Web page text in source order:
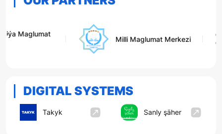
Milli Maglumat Merkezi
DIGITAL SYSTEMS
Takyk Sanly şäher